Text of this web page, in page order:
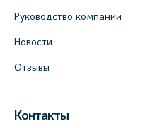
Руководство компании
Новости
Отзывы
Контакты